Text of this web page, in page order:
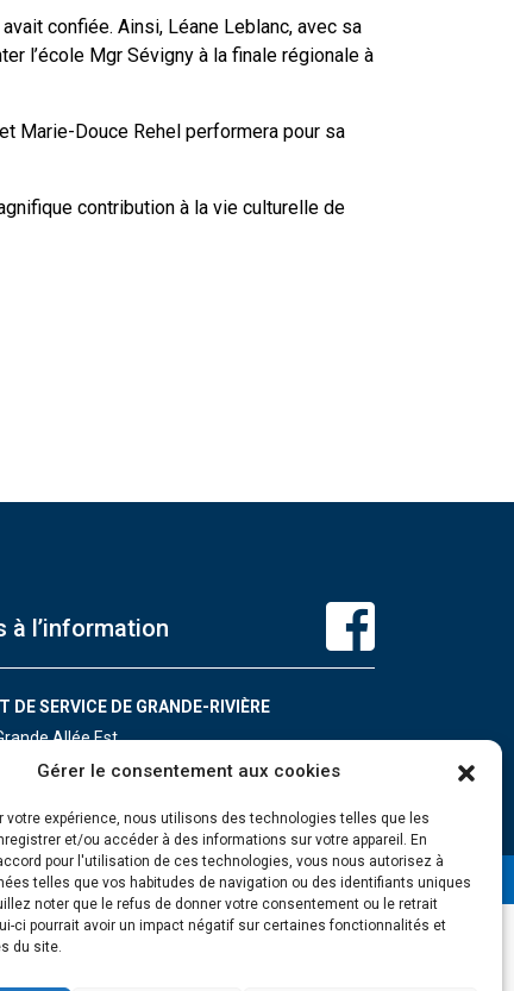
Gérer le consentement aux cookies
votre expérience, nous utilisons des technologies telles que les
et/ou accéder à des informations sur votre appareil. En
pour l'utilisation de ces technologies, vous nous autorisez à
telles que vos habitudes de navigation ou des identifiants uniques
noter que le refus de donner votre consentement ou le retrait
ci pourrait avoir un impact négatif sur certaines fonctionnalités et
du site.
confiée. Ainsi, Léane Leblanc, avec sa
l’école Mgr Sévigny à la finale régionale à
Marie-Douce Rehel performera pour sa
contribution à la vie culturelle de
à l’information
DE SERVICE DE GRANDE-RIVIÈRE
Allée Est
: 418 385-3499